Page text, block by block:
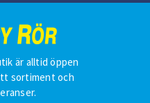
är alltid öppen
sortiment och